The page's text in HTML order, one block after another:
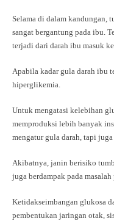
Selama di dalam kandungan,
sangat bergantung pada ibu.
terjadi dari darah ibu masuk
Apabila kadar gula darah ibu
hiperglikemia.
Untuk mengatasi kelebihan
memproduksi lebih banyak
mengatur gula darah, tapi
Akibatnya, janin berisiko
juga berdampak pada
Ketidakseimbangan glukosa
pembentukan jaringan otak,